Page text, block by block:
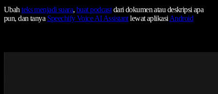
Ubahteks menjadi suara,buat podcastdari dokumen atau deskripsi apa
pun, dan tanya Speechify Voice AI Assistantlewat aplikasiAndroid